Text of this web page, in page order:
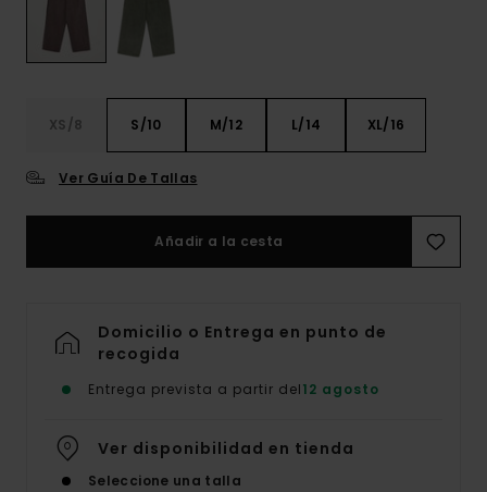
XS/8 S/10 M/12 L/14 XL/16
Ver Guía De Tallas
Añadir a la cesta
Domicilio o Entrega en punto de
recogida
Entrega prevista a partir del12 agosto
Ver disponibilidad en tienda
Seleccione una talla